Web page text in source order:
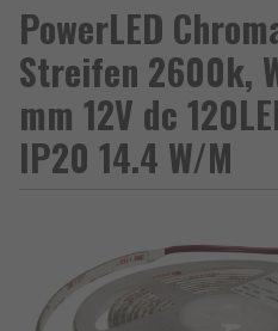
PowerLED
Streifen 2600k,
mm 12V dc
IP20 14.4 W/M